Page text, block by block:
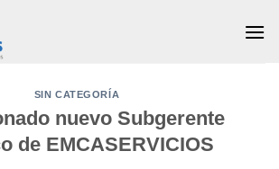
SIN CATEGORÍA
nuevo Subgerente
de EMCASERVICIOS